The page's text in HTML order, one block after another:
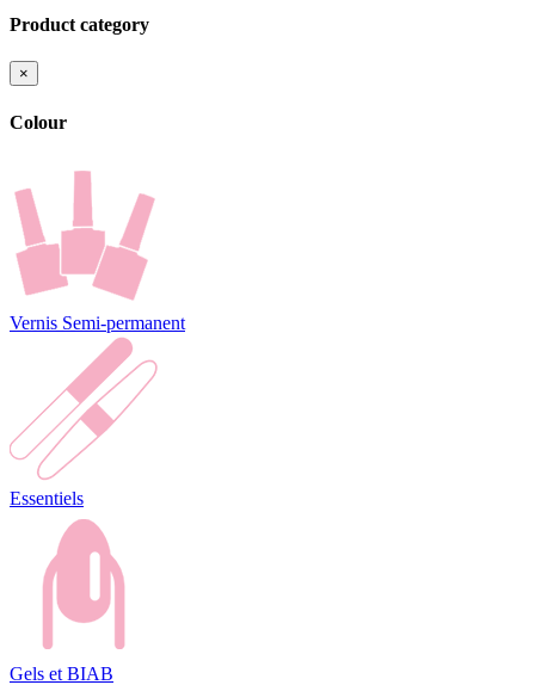
Product category
×
Colour
Vernis Semi-permanent
Essentiels
Gels et BIAB